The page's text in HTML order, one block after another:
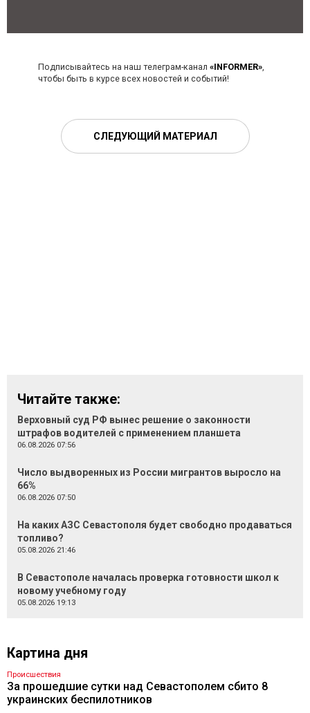
Подписывайтесь на наш телеграм-канал «INFORMER»,
чтобы быть в курсе всех новостей и событий!
СЛЕДУЮЩИЙ МАТЕРИАЛ
Читайте также:
Верховный суд РФ вынес решение о законности
штрафов водителей с применением планшета
06.08.2026 07:56
Число выдворенных из России мигрантов выросло на
66%
06.08.2026 07:50
На каких АЗС Севастополя будет свободно продаваться
топливо?
05.08.2026 21:46
В Севастополе началась проверка готовности школ к
новому учебному году
05.08.2026 19:13
Картина дня
Происшествия
За прошедшие сутки над Севастополем сбито 8
украинских беспилотников